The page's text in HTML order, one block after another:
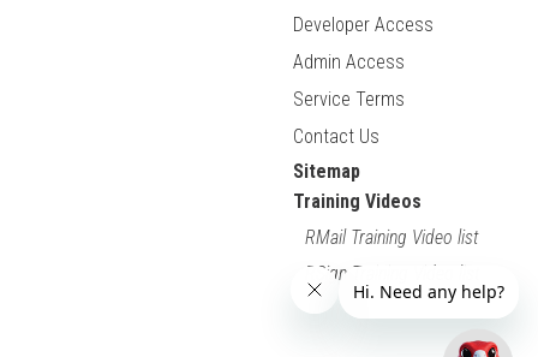
Developer Access
Admin Access
Service Terms
Contact Us
Sitemap
Training Videos
RMail Training Video list
RSign Training Video list